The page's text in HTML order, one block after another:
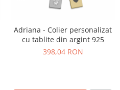
Adriana - Colier personalizat
cu tablite din argint 925
398,04 RON